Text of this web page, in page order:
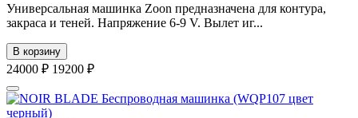
Универсальная машинка Zoon предназначена для контура,
закраса и теней. Напряжение 6-9 V. Вылет иг...
В корзину
24000 ₽ 19200 ₽